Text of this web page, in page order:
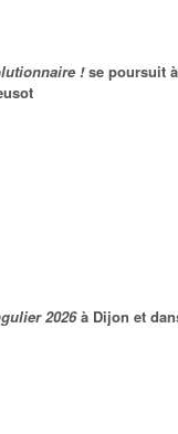
!se poursuit à
2026à Dijon et